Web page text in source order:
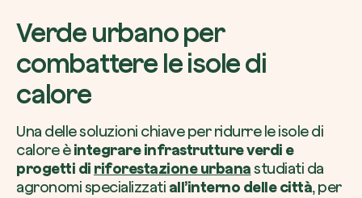
Verde urbano per
combattere le isole di
calore
Una delle soluzioni chiave per ridurre le isole di
calore èintegrare infrastrutture verdi e
progetti di riforestazione urbanastudiati da
agronomi specializzatiall’interno delle città, per